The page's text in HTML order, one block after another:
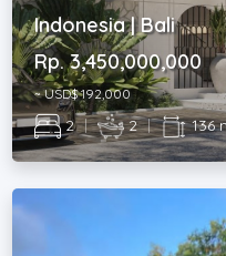
Indonesia | Bali
Rp. 3,450,000,000
~ USD$ 192,000
2 | 2 | 136